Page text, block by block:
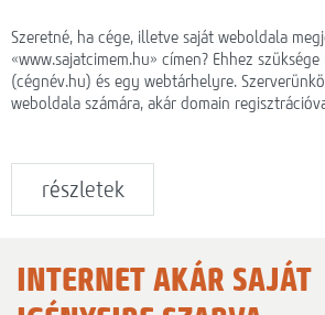
Szeretné, ha cége, illetve saját weboldala
«www.sajatcimem.hu» címen? Ehhez
(cégnév.hu) és egy webtárhelyre.
weboldala számára, akár domain
részletek
INTERNET AKÁR SAJÁT